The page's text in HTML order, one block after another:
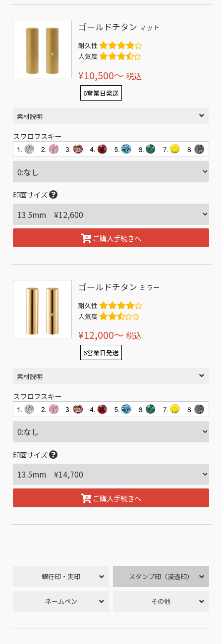
ゴールドチタン マット
耐久性
人気度
¥10,500〜 税込
6営業日発送
素材説明
スワロフスキー
印面サイズ
ご購入手続きへ
ゴールドチタン ミラー
耐久性
人気度
¥12,000〜 税込
6営業日発送
素材説明
スワロフスキー
印面サイズ
ご購入手続きへ
銀行印・実印 スタンプ印（浸透印）
ネームペン その他